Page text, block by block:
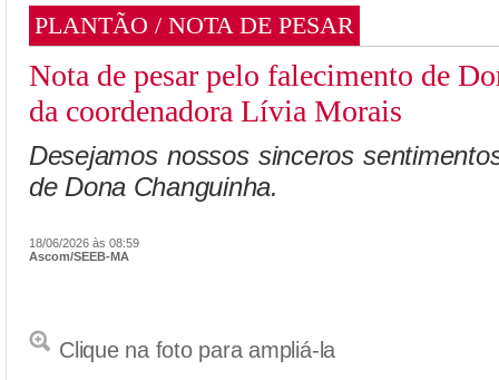
PLANTÃO / NOTA DE PESAR
Nota de pesar pelo falecimento de
da coordenadora Lívia Morais
Desejamos nossos sinceros
de Dona Changuinha.
18/06/2026 às 08:59
Ascom/SEEB-MA
Clique na foto para ampliá-la